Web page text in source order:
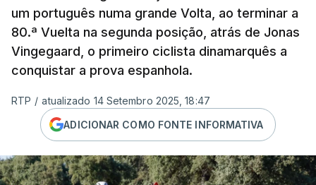
um português numa grande Volta, ao terminar a
80.ª Vuelta na segunda posição, atrás de Jonas
Vingegaard, o primeiro ciclista dinamarquês a
conquistar a prova espanhola.
RTP / atualizado 14 Setembro 2025, 18:47
ADICIONAR COMO FONTE INFORMATIVA